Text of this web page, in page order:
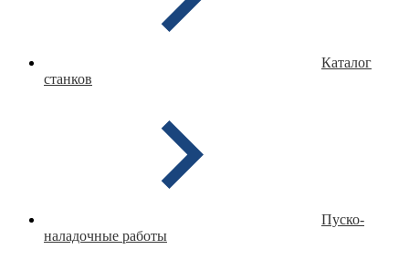
Каталог
станков
Пуско-
наладочные работы